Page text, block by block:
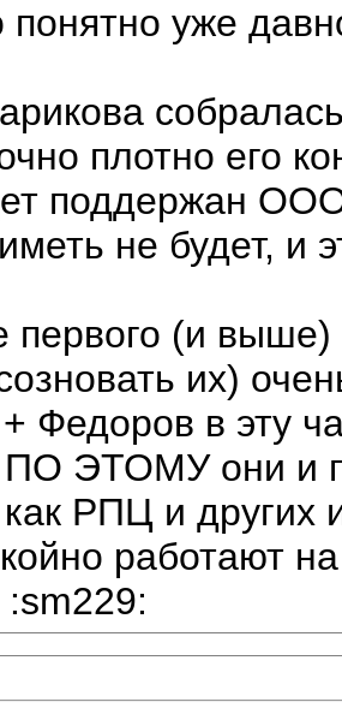
понятно уже
плотно его
поддержан
не будет, и
первого (и выше)
их)
Федоров в эту
ЭТОМУ они и
РПЦ и других
работают
:sm229: